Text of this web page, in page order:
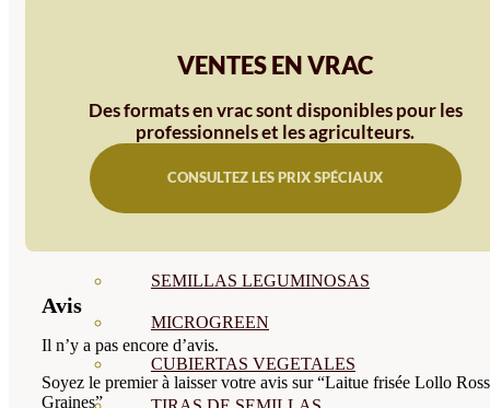
SEMILLAS FLORES
COMESTIBLES
SEMILLAS LEGUMINOSAS
MICROGREEN
CUBIERTAS VEGETALES
VENTES EN VRAC
Des formats en vrac sont disponibles pour les
professionnels et les agriculteurs.
CONSULTEZ LES PRIX SPÉCIAUX
Avis
Il n’y a pas encore d’avis.
Soyez le premier à laisser votre avis sur “Laitue frisée Lollo
Graines”